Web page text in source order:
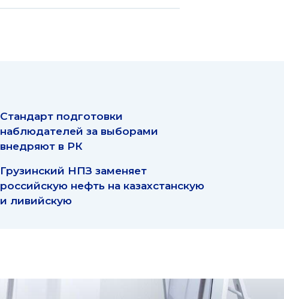
Стандарт подготовки
наблюдателей за выборами
внедряют в РК
Грузинский НПЗ заменяет
российскую нефть на казахстанскую
и ливийскую